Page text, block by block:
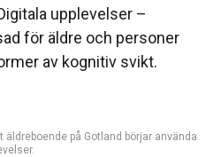
upplevelser –
för äldre och personer
av kognitiv svikt.
på Gotland börjar använda